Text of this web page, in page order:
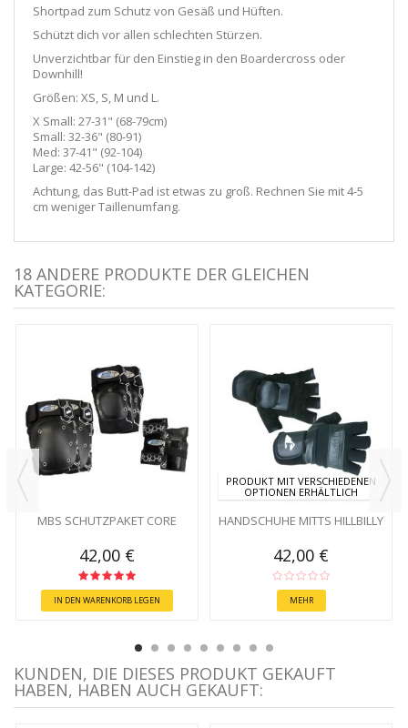
Shortpad zum Schutz von Gesäß und Hüften.
Schützt dich vor allen schlechten Stürzen.
Unverzichtbar für den Einstieg in den Boardercross oder
Downhill!
Größen: XS, S, M und L.
X Small: 27-31" (68-79cm)
Small: 32-36" (80-91)
Med: 37-41" (92-104)
Large: 42-56" (104-142)
Achtung, das Butt-Pad ist etwas zu groß. Rechnen Sie mit 4-5
cm weniger Taillenumfang.
18 ANDERE PRODUKTE DER GLEICHEN
KATEGORIE:
MBS SCHUTZPAKET CORE
42,00 €
IN DEN WARENKORB LEGEN
PRODUKT MIT VERSCHIEDENEN
OPTIONEN ERHÄLTLICH
HANDSCHUHE MITTS HILLBILLY
42,00 €
MEHR
KUNDEN, DIE DIESES PRODUKT GEKAUFT
HABEN, HABEN AUCH GEKAUFT: